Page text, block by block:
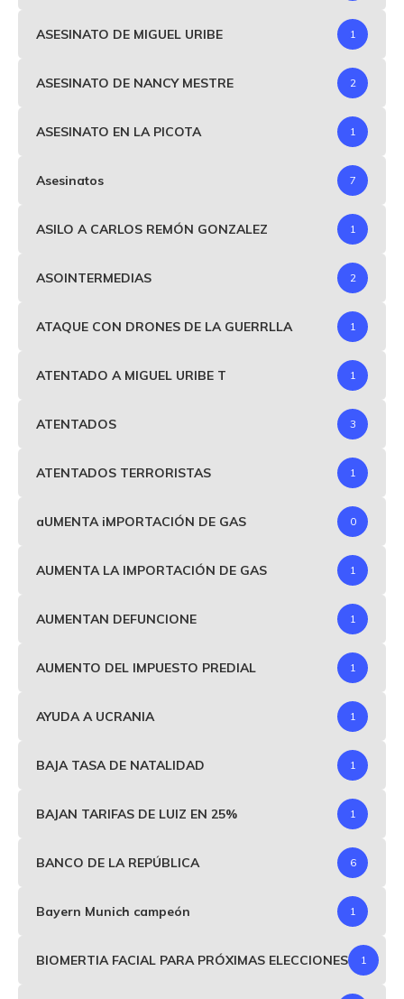
ASESINATO DE MIGUEL URIBE 1
ASESINATO DE NANCY MESTRE 2
ASESINATO EN LA PICOTA 1
Asesinatos 7
ASILO A CARLOS REMÓN GONZALEZ 1
ASOINTERMEDIAS 2
ATAQUE CON DRONES DE LA GUERRLLA 1
ATENTADO A MIGUEL URIBE T 1
ATENTADOS 3
ATENTADOS TERRORISTAS 1
aUMENTA iMPORTACIÓN DE GAS 0
AUMENTA LA IMPORTACIÓN DE GAS 1
AUMENTAN DEFUNCIONE 1
AUMENTO DEL IMPUESTO PREDIAL 1
AYUDA A UCRANIA 1
BAJA TASA DE NATALIDAD 1
BAJAN TARIFAS DE LUIZ EN 25% 1
BANCO DE LA REPÚBLICA 6
Bayern Munich campeón 1
BIOMERTIA FACIAL PARA PRÓXIMAS ELECCIONES 1